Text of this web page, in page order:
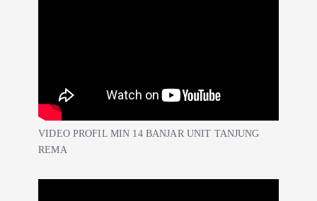
VIDEO PROFIL MIN 14 BANJAR UNIT TANJUNG
REMA